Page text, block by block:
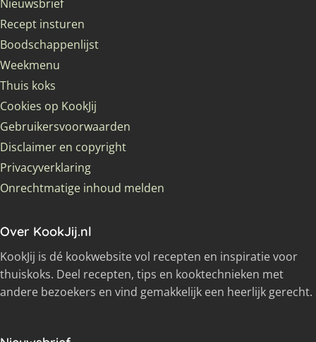
Nieuwsbrief
Recept insturen
Boodschappenlijst
Weekmenu
Thuis koks
Cookies op KookJij
Gebruikersvoorwaarden
Disclaimer en copyright
Privacyverklaring
Onrechtmatige inhoud melden
Over KookJij.nl
KookJij is dé kookwebsite vol recepten en inspiratie voor
thuiskoks. Deel recepten, tips en kooktechnieken met
andere bezoekers en vind gemakkelijk een heerlijk gerecht.